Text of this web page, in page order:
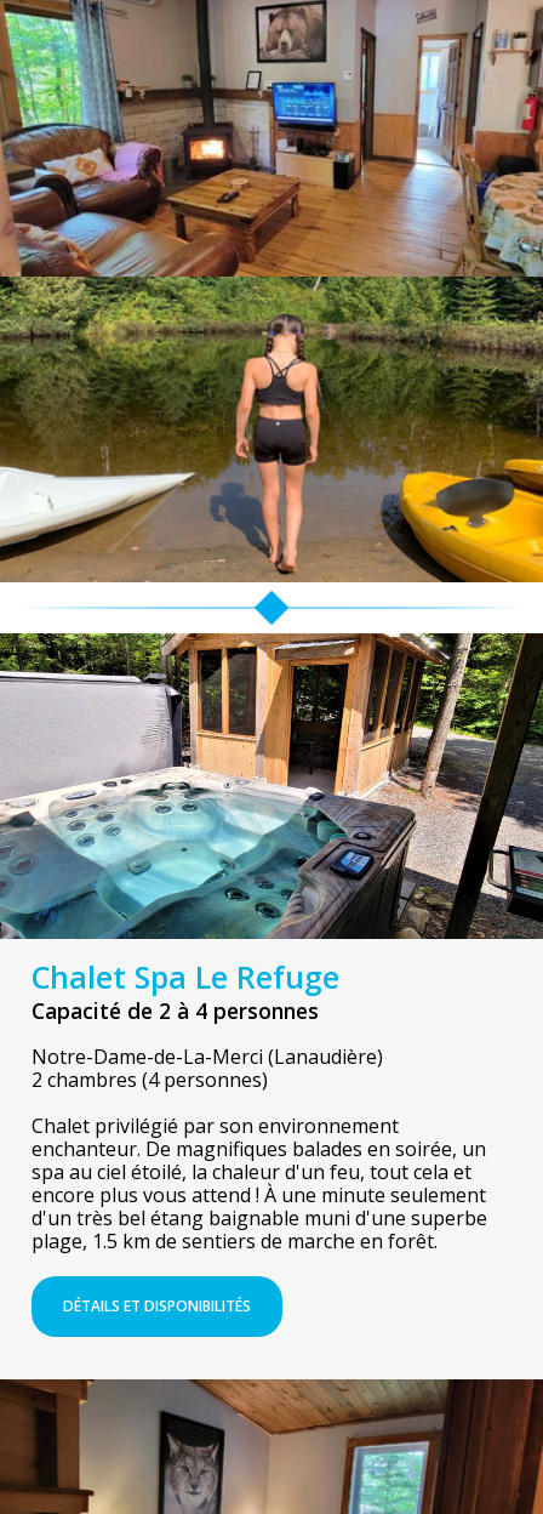
Chalet Spa Le Refuge
Capacité de 2 à 4 personnes
Notre-Dame-de-La-Merci (Lanaudière)
2 chambres (4 personnes)
Chalet privilégié par son environnement
enchanteur. De magnifiques balades en soirée, un
spa au ciel étoilé, la chaleur d'un feu, tout cela et
encore plus vous attend ! À une minute seulement
d'un très bel étang baignable muni d'une superbe
plage, 1.5 km de sentiers de marche en forêt.
DÉTAILS ET DISPONIBILITÉS